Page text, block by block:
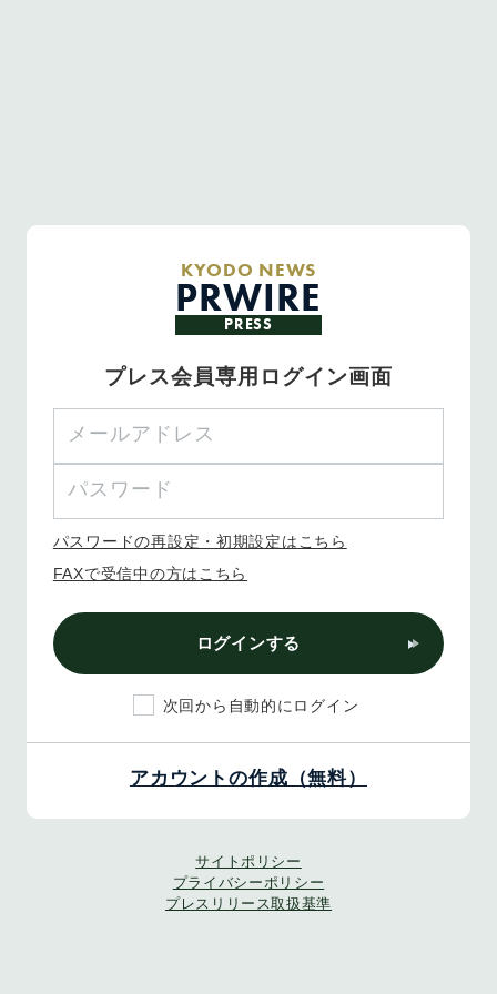
KYODO NEWS
PRWIRE
PRESS
プレス会員専用ログイン画面
パスワードの再設定・初期設定はこちら
FAXで受信中の方はこちら
ログインする
次回から自動的にログイン
アカウントの作成（無料）
サイトポリシー
プライバシーポリシー
プレスリリース取扱基準